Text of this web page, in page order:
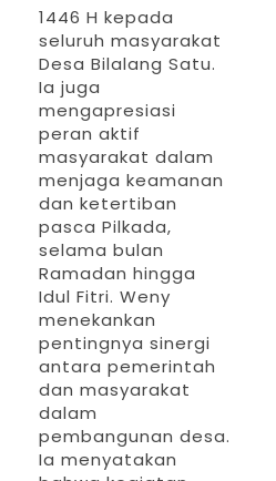
Halal Bi Halal nanti
oleh Komunitas
1446 H kepada
seluruh masyarakat
Desa Bilalang Satu.
Ia juga
mengapresiasi
peran aktif
masyarakat dalam
menjaga keamanan
dan ketertiban
pasca Pilkada,
selama bulan
Ramadan hingga
Idul Fitri. Weny
menekankan
pentingnya sinergi
antara pemerintah
dan masyarakat
dalam
pembangunan desa.
Ia menyatakan